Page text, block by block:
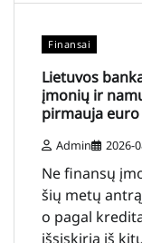
Finansai
Lietuvos
įmonių ir
pirmauja
Admin 2026-
Ne finansų
šių metų
o pagal
išsiskiria iš